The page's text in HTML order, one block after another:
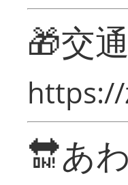
🎁交
🔛あ